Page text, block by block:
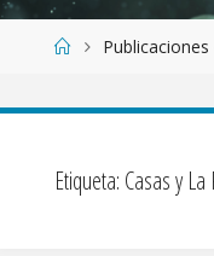
Página
Inicio
Etiqueta: Casas y La